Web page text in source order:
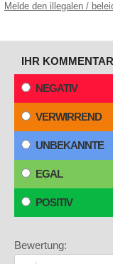
Melde den illegalen /
IHR
NEGATIV
VERWIRREND
UNBEKANNTE
EGAL
POSITIV
Bewertung: